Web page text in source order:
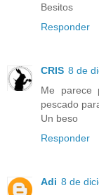
Besitos
Responder
CRIS 8 de
Me parece
pescado
Un beso
Responder
Adi 8 de